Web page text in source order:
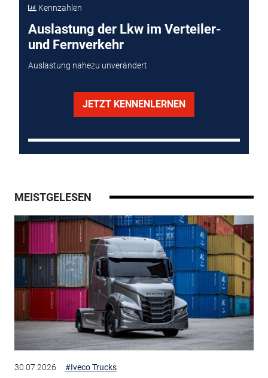
Kennzahlen
Auslastung der Lkw im Verteiler-
und Fernverkehr
Auslastung nahezu unverändert
JETZT KENNENLERNEN
MEISTGELESEN
30.07.2026 #Iveco Trucks